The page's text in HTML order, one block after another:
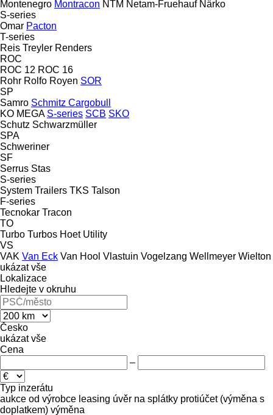
Montenegro Montracon NTM Netam-Fruehauf Närko
S-series
Omar Pacton
T-series
Reis Treyler Renders
ROC
ROC 12 ROC 16
Rohr Rolfo Royen SOR
SP
Samro Schmitz Cargobull
KO MEGA S-series SCB SKO
Schutz Schwarzmüller
SPA
Schweriner
SF
Serrus Stas
S-series
System Trailers TKS Talson
F-series
Tecnokar Tracon
TO
Turbo Turbos Hoet Utility
VS
VAK Van Eck Van Hool Vlastuin Vogelzang Wellmeyer Wielton
ukázat vše
Lokalizace
Hledejte v okruhu
Česko
ukázat vše
Cena
–
Typ inzerátu
aukce od výrobce leasing úvěr na splátky protiúčet (výměna s
doplatkem) výměna